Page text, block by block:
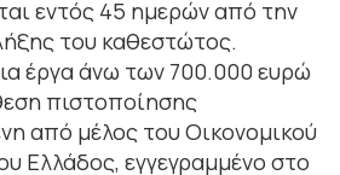
εντός 45 ημερών από την
του καθεστώτος.
έργα άνω των 700.000 ευρώ
πιστοποίησης
από μέλος του Οικονομικού
Ελλάδος, εγγεγραμμένο στο